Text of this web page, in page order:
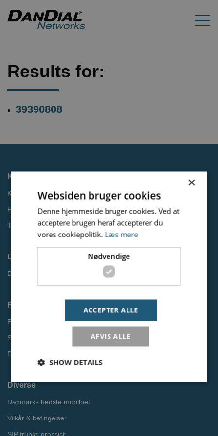
Results for:
39390808
Kontakt
Kontakt os
Få et tilbud
Tip en kunde
Driftsinformation
Driftsstatus
Find information
EU Roaming
Softphone til pc og mobil
Databeskyttelsespolitik
Diverse
Danmarks bedste mobilnet
Vilkår & betingelser
SIP trunks grossist
×
Websiden bruger cookies
Denne hjemmeside bruger cookies. Ved at
acceptere brugen heraf accepterer du
vores cookiepolitik. Læs mere
Nødvendige
ACCEPTER ALLE
AFVIS ALLE
SHOW DETAILS
Nødvendige cookies er dem der bruges af siden til at